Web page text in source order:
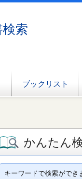
索
ブックリスト
かんたん
キーワードで検索ができ